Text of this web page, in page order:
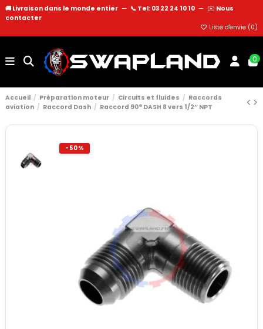
🚚 Livraison dans le monde entier — 📞 Tel: 03 22 24 10 10 — ✉️ Nous
contacter
Liste d'envie (0)
0
Accueil Préparation moteur Circuits et fluides
Raccords
aviation
Raccord Dash Raccord 90° DASH 8 vers 1/2’’ NPT
-50%